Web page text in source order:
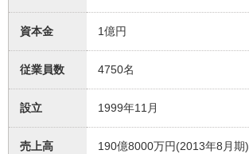
資本金 1億円
従業員数 4750名
設立 1999年11月
売上高 190億8000万円(2013年8月期)